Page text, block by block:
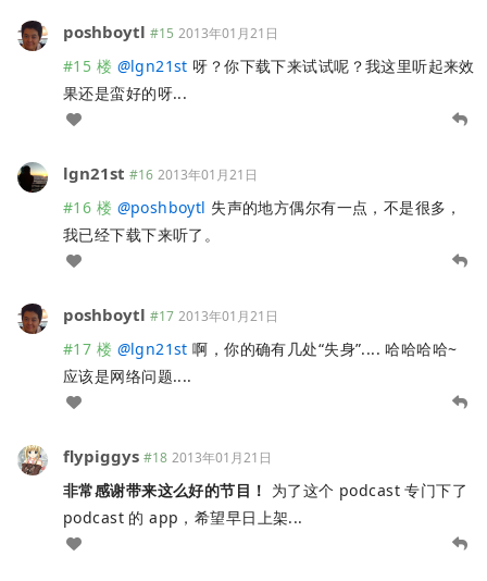
poshboytl #15 2013年01月21日
#15 楼 @lgn21st 呀？你下载下来试试呢？我这里听起来效
果还是蛮好的呀...
lgn21st #16 2013年01月21日
#16 楼 @poshboytl 失声的地方偶尔有一点，不是很多，
我已经下载下来听了。
poshboytl #17 2013年01月21日
#17 楼 @lgn21st 啊，你的确有几处“失身”.... 哈哈哈哈~
应该是网络问题....
flypiggys #18 2013年01月21日
非常感谢带来这么好的节目！ 为了这个 podcast 专门下了
podcast 的 app，希望早日上架...